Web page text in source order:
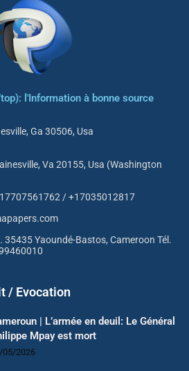
l'Information à bonne source
Ga 30506, Usa
Va 20155, Usa (Washington
/ +17035012817
35435 Yaoundé-Bastos, Cameroon Tél.
/ Evocation
| L’armée en deuil: Le Général
Mpay est mort
05/2026